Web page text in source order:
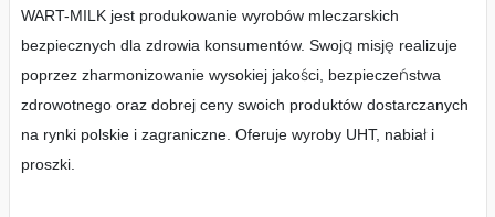
WART-MILK jest produkowanie wyrobów mleczarskich
bezpiecznych dla zdrowia konsumentów. Swoją misję realizuje
poprzez zharmonizowanie wysokiej jakości, bezpieczeństwa
zdrowotnego oraz dobrej ceny swoich produktów dostarczanych
na rynki polskie i zagraniczne. Oferuje wyroby UHT, nabiał i
proszki.